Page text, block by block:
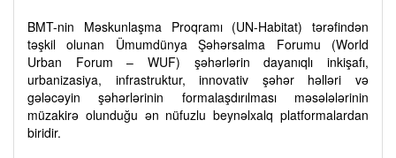
BMT-nin Məskunlaşma Proqramı (UN-Habitat) tərəfindən
təşkil olunan Ümumdünya Şəhərsalma Forumu (World
Urban Forum – WUF) şəhərlərin dayanıqlı inkişafı,
urbanizasiya, infrastruktur, innovativ şəhər həlləri və
gələcəyin şəhərlərinin formalaşdırılması məsələlərinin
müzakirə olunduğu ən nüfuzlu beynəlxalq platformalardan
biridir.